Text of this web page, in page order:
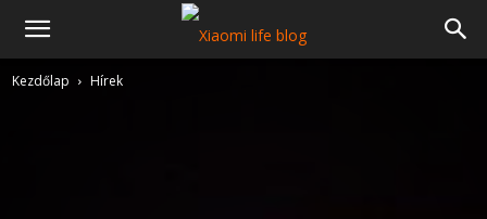
Kezdőlap Hírek